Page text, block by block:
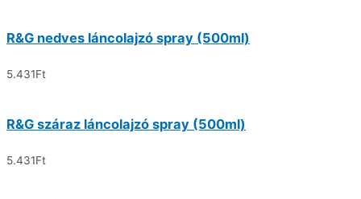
R&G nedves láncolajzó spray (500ml)
5.431Ft
R&G száraz láncolajzó spray (500ml)
5.431Ft